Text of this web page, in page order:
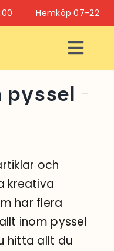
Hemköp 07-22
RESTAURANGER
OCH CAFÉER
OCH HÄLSA
pyssel
och
kreativa
har flera
inom pyssel
hitta allt du